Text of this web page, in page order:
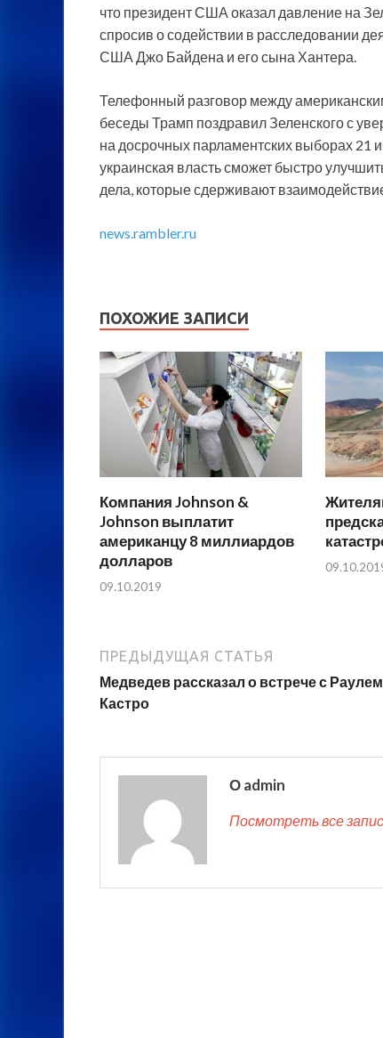
что президент США оказал давление на
спросив о содействии в расследовании
США Джо Байдена и его сына Хантера.
Телефонный разговор между
беседы Трамп поздравил Зеленского с
на досрочных парламентских выборах
украинская власть сможет быстро
дела, которые сдерживают
news.rambler.ru
ПОХОЖИЕ ЗАПИСИ
Компания Johnson &
Johnson выплатит
американцу 8 миллиардов
долларов
09.10.2019
ПРЕДЫДУЩАЯ СТАТЬЯ
Медведев рассказал о встрече с Раулем
Кастро
О admin
Посмотреть все